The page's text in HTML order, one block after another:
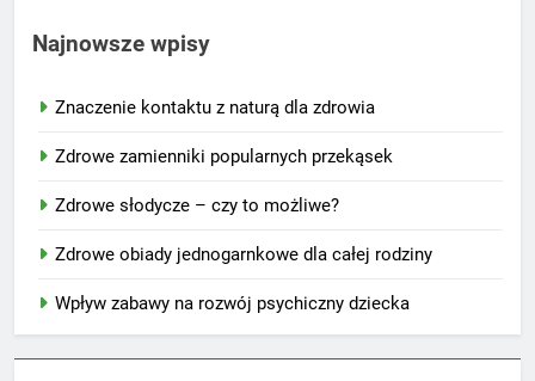
Najnowsze wpisy
Znaczenie kontaktu z naturą dla zdrowia
Zdrowe zamienniki popularnych przekąsek
Zdrowe słodycze – czy to możliwe?
Zdrowe obiady jednogarnkowe dla całej rodziny
Wpływ zabawy na rozwój psychiczny dziecka